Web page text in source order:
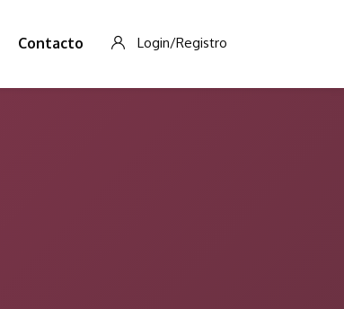
Contacto Login/Registro